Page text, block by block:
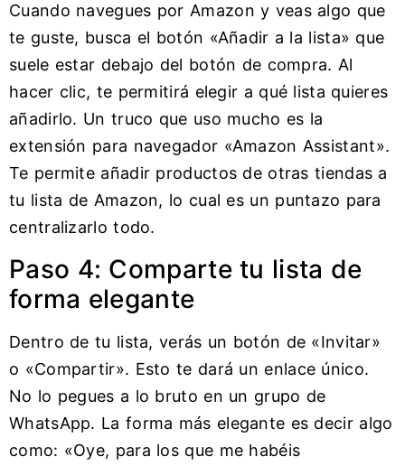
Cuando navegues por Amazon y veas algo que
te guste, busca el botón «Añadir a la lista» que
suele estar debajo del botón de compra. Al
hacer clic, te permitirá elegir a qué lista quieres
añadirlo. Un truco que uso mucho es la
extensión para navegador «Amazon Assistant».
Te permite añadir productos de otras tiendas a
tu lista de Amazon, lo cual es un puntazo para
centralizarlo todo.
Paso 4: Comparte tu lista de
forma elegante
Dentro de tu lista, verás un botón de «Invitar»
o «Compartir». Esto te dará un enlace único.
No lo pegues a lo bruto en un grupo de
WhatsApp. La forma más elegante es decir algo
como: «Oye, para los que me habéis